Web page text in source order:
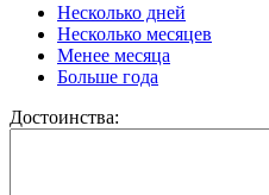
Несколько дней
Несколько месяцев
Менее месяца
Больше года
Достоинства: